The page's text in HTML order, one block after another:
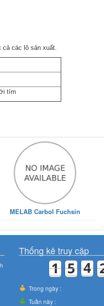
cả các lô sản xuất.
tím
MELAB Carbol Fuchsin
+ 5%
Thống kê truy cập
Trong ngày :
Tuần này :